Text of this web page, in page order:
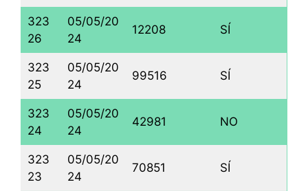
323
26
05/05/20
24
12208 SÍ
323
25
05/05/20
24
99516 SÍ
323
24
05/05/20
24
42981 NO
323
23
05/05/20
24
70851 SÍ